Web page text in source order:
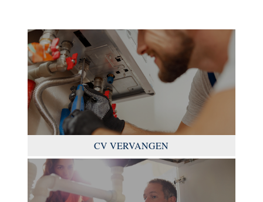
CV VERVANGEN